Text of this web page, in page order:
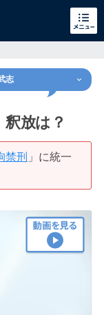
志
放は？
禁刑 」に統一